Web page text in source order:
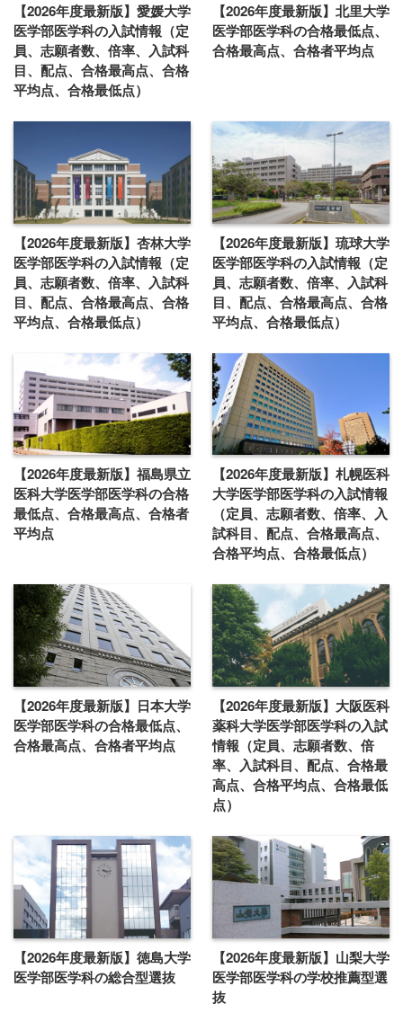
【2026年度最新版】愛媛大学
医学部医学科の入試情報（定
員、志願者数、倍率、入試科
目、配点、合格最高点、合格
平均点、合格最低点）
【2026年度最新版】北里大学
医学部医学科の合格最低点、
合格最高点、合格者平均点
【2026年度最新版】杏林大学
医学部医学科の入試情報（定
員、志願者数、倍率、入試科
目、配点、合格最高点、合格
平均点、合格最低点）
【2026年度最新版】琉球大学
医学部医学科の入試情報（定
員、志願者数、倍率、入試科
目、配点、合格最高点、合格
平均点、合格最低点）
【2026年度最新版】福島県立
医科大学医学部医学科の合格
最低点、合格最高点、合格者
平均点
【2026年度最新版】札幌医科
大学医学部医学科の入試情報
（定員、志願者数、倍率、入
試科目、配点、合格最高点、
合格平均点、合格最低点）
【2026年度最新版】日本大学
医学部医学科の合格最低点、
合格最高点、合格者平均点
【2026年度最新版】大阪医科
薬科大学医学部医学科の入試
情報（定員、志願者数、倍
率、入試科目、配点、合格最
高点、合格平均点、合格最低
点）
【2026年度最新版】徳島大学
医学部医学科の総合型選抜
【2026年度最新版】山梨大学
医学部医学科の学校推薦型選
抜